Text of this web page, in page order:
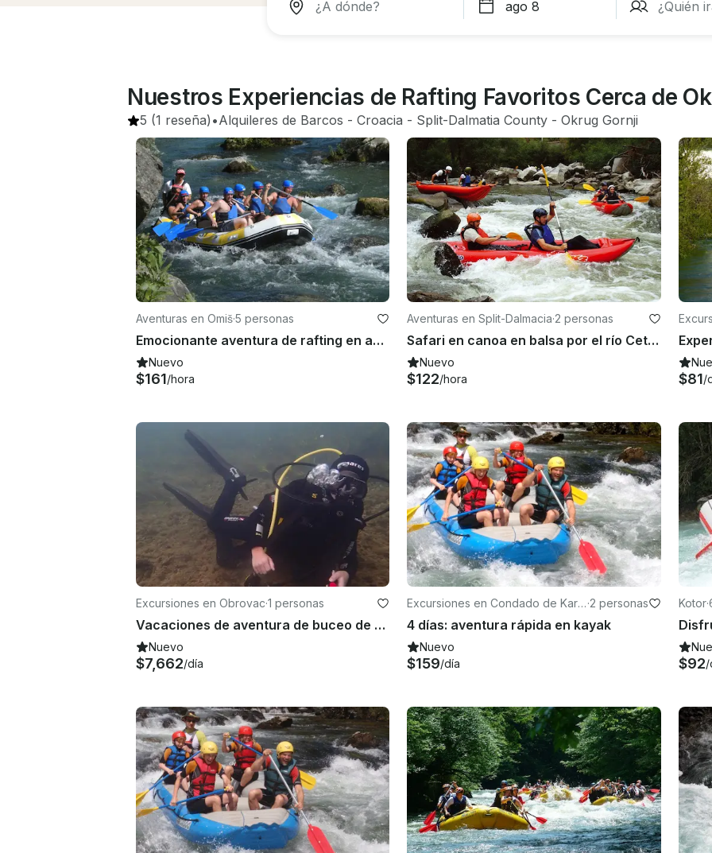
Nuestros Experiencias de Rafting Favoritos Cerca de
5 (1 reseña) •Alquileres de Barcos - Croacia - Split-Dalmatia County - Okrug Gornji
Aventuras en Omiš·5 personas
Emocionante aventura de rafting en aguas bravas en Omiš, Croacia
Nuevo
$161/hora
Aventuras en Split-Dalmacia·2 personas
Safari en canoa en balsa por el río Cetina en Srijane, Split
Nuevo
$122/hora $81/
Excursiones en Obrovac·1 personas
Vacaciones de aventura de buceo de 7 días en Obrovac, Croacia
Nuevo
$7,662/día
Excursiones en Condado de Karl
ovac
·2 personas
4 días: aventura rápida en kayak
Nuevo
$159/día
Kotor·
$92/